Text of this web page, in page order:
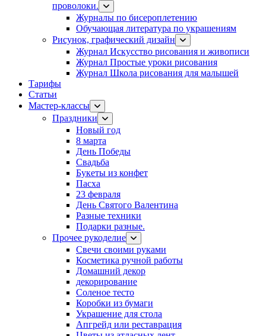
проволоки.
Журналы по бисероплетению
Обучающая литература по украшениям
Рисунок, графический дизайн
Журнал Искусство рисования и живописи
Журнал Простые уроки рисования
Журнал Школа рисования для малышей
Тарифы
Статьи
Мастер-классы
Праздники
Новый год
8 марта
День Победы
Свадьба
Букеты из конфет
Пасха
23 февраля
День Святого Валентина
Разные техники
Подарки разные.
Прочее рукоделие
Свечи своими руками
Косметика ручной работы
Домашний декор
декорирование
Соленое тесто
Коробки из бумаги
Украшение для стола
Апгрейд или реставрация